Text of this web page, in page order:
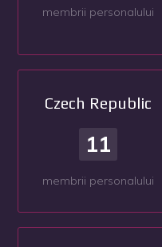
membrii personalului
Czech Republic
11
membrii personalului